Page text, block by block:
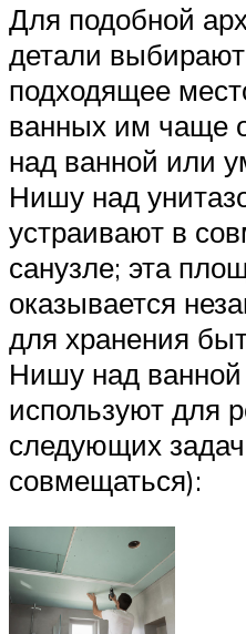
Для подобной
детали
подходящее
ванных им чаще
над ванной или
Нишу над
устраивают в
санузле; эта
оказывается
для хранения
Нишу над
используют для
следующих
совмещаться):